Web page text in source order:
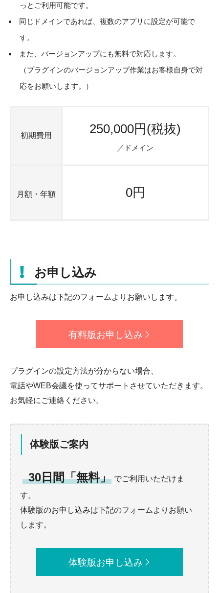
っとご利用可能です。
同じドメインであれば、複数のアプリに設定が可能で
す。
また、バージョンアップにも無料で対応します。
（プラグインのバージョンアップ作業はお客様自身で対
応をお願いします。）
初期費用 250,000円(税抜)
／ドメイン
月額・年額 0円
お申し込み
お申し込みは下記のフォームよりお願いします。
有料版お申し込み
プラグインの設定方法が分からない場合、
電話やWEB会議を使ってサポートさせていただきます。
お気軽にご連絡ください。
体験版ご案内
30日間「無料」 でご利用いただけま
す。
体験版のお申し込みは下記のフォームよりお願い
します。
体験版お申し込み